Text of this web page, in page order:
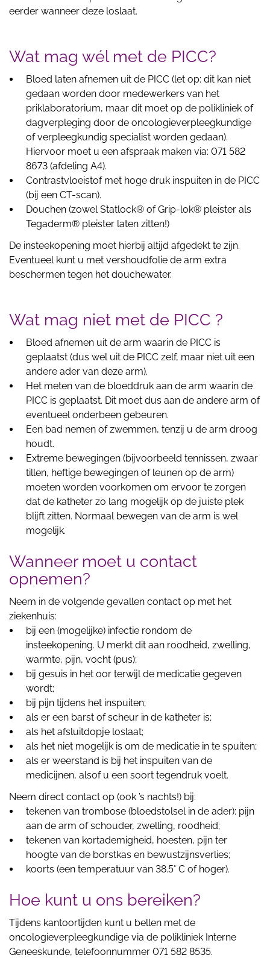
eerder wanneer deze loslaat.
Wat mag wél met de PICC?
Bloed laten afnemen uit de PICC (let op: dit kan niet
gedaan worden door medewerkers van het
priklaboratorium, maar dit moet op de polikliniek of
dagverpleging door de oncologieverpleegkundige
of verpleegkundig specialist worden gedaan).
Hiervoor moet u een afspraak maken via: 071 582
8673 (afdeling A4).
Contrastvloeistof met hoge druk inspuiten in de PICC
(bij een CT-scan).
Douchen (zowel Statlock® of Grip-lok® pleister als
Tegaderm® pleister laten zitten!)
De insteekopening moet hierbij altijd afgedekt te zijn.
Eventueel kunt u met vershoudfolie de arm extra
beschermen tegen het douchewater.
Wat mag niet met de PICC ?
Bloed afnemen uit de arm waarin de PICC is
geplaatst (dus wel uit de PICC zelf, maar niet uit een
andere ader van deze arm).
Het meten van de bloeddruk aan de arm waarin de
PICC is geplaatst. Dit moet dus aan de andere arm of
eventueel onderbeen gebeuren.
Een bad nemen of zwemmen, tenzij u de arm droog
houdt.
Extreme bewegingen (bijvoorbeeld tennissen, zwaar
tillen, heftige bewegingen of leunen op de arm)
moeten worden voorkomen om ervoor te zorgen
dat de katheter zo lang mogelijk op de juiste plek
blijft zitten. Normaal bewegen van de arm is wel
mogelijk.
Wanneer moet u contact
opnemen?
Neem in de volgende gevallen contact op met het
ziekenhuis:
bij een (mogelijke) infectie rondom de
insteekopening. U merkt dit aan roodheid, zwelling,
warmte, pijn, vocht (pus);
bij gesuis in het oor terwijl de medicatie gegeven
wordt;
bij pijn tijdens het inspuiten;
als er een barst of scheur in de katheter is;
als het afsluitdopje loslaat;
als het niet mogelijk is om de medicatie in te spuiten;
als er weerstand is bij het inspuiten van de
medicijnen, alsof u een soort tegendruk voelt.
Neem direct contact op (ook ’s nachts!) bij:
tekenen van trombose (bloedstolsel in de ader): pijn
aan de arm of schouder, zwelling, roodheid;
tekenen van kortademigheid, hoesten, pijn ter
hoogte van de borstkas en bewustzijnsverlies;
koorts (een temperatuur van 38.5° C of hoger).
Hoe kunt u ons bereiken?
Tijdens kantoortijden kunt u bellen met de
oncologieverpleegkundige via de polikliniek Interne
Geneeskunde, telefoonnummer 071 582 8535.